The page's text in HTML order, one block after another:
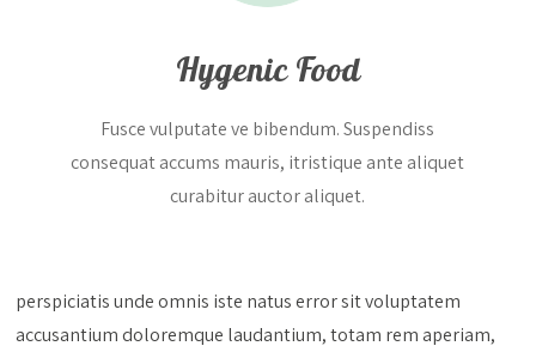
Hygenic Food
Fusce vulputate ve bibendum. Suspendiss
consequat accums mauris, itristique ante aliquet
curabitur auctor aliquet.
perspiciatis unde omnis iste natus error sit voluptatem
accusantium doloremque laudantium, totam rem aperiam,